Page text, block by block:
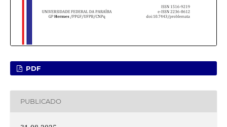
PDF
PUBLICADO